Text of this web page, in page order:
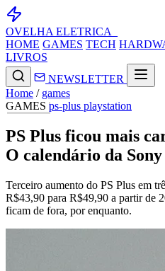
OVELHA ELETRICA_
HOME GAMES TECH
LIVROS
NEWSLETTER
Home / games
GAMES ps-plus playstation
PS Plus ficou mais
O calendário da
Terceiro aumento do PS Plus em
R$43,90 para R$49,90 a partir de
ficam de fora, por enquanto.